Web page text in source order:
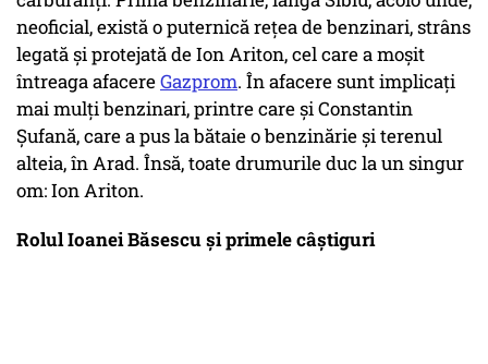
neoficial, există o puternică reţea de benzinari, strâns
legată şi protejată de Ion Ariton, cel care a moşit
întreaga afacereGazprom. În afacere sunt implicați
mai mulți benzinari, printre care și Constantin
Şufană, care a pus la bătaie o benzinărie și terenul
alteia, în Arad. Însă, toate drumurile duc la un singur
om: Ion Ariton.
Rolul Ioanei Băsescu și primele câștiguri